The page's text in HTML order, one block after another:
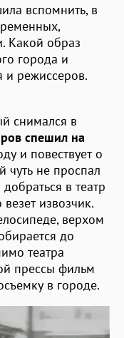
вспомнить, в
Какой образ
города и
и режиссеров.
снимался в
спешил на
и повествует о
чуть не проспал
в театр
извозчик.
верхом
до
театра
прессы фильм
в городе.